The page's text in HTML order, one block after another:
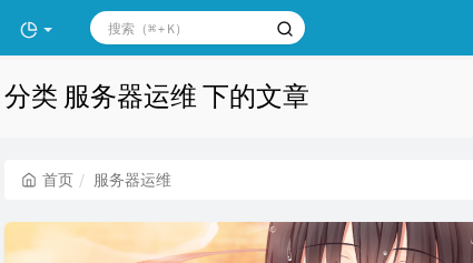
分类 服务器运维 下的文章
首页 服务器运维